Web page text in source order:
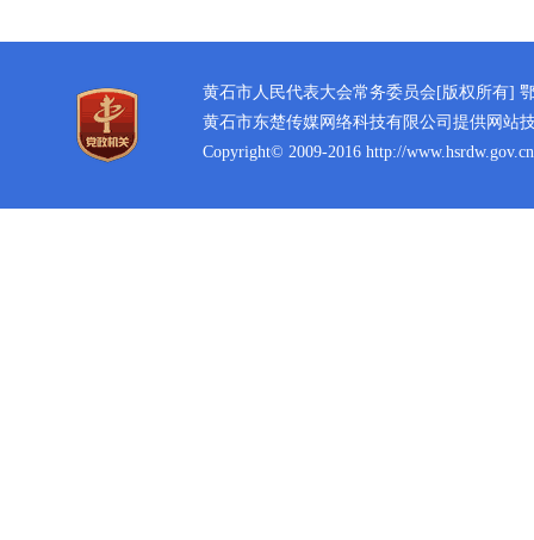
黄石市人民代表大会常务委员会[版权所有]
黄石市东楚传媒网络科技有限公司提供网站
Copyright© 2009-2016 http://